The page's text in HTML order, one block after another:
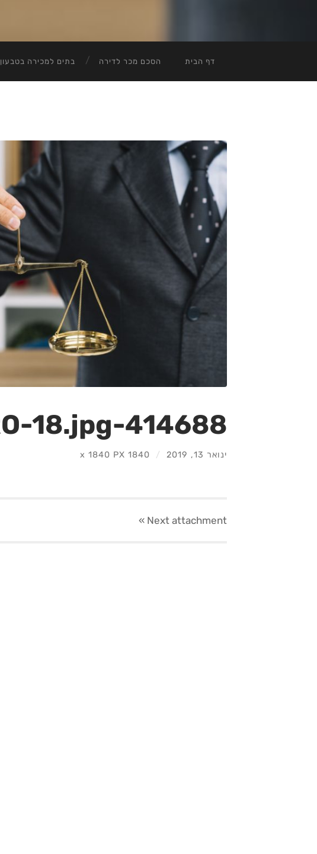
דף הבית הסכם מכר לדירה בתים למכירה בטבעון
414688-PD6SRO-18.jpg
ינואר 13, 2019 /
1840
x 1840 PX
Next attachment
»